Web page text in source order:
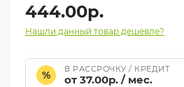
444.00р.
Нашли данный товар дешевле?
%
В РАССРОЧКУ / КРЕДИТ
от 37.00р. / мес.